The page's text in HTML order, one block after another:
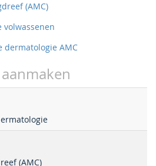
(AMC)
volwassenen
dermatologie AMC
(AMC)